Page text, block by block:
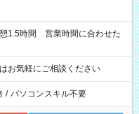
お気軽にご相談ください
/ パソコンスキル不要